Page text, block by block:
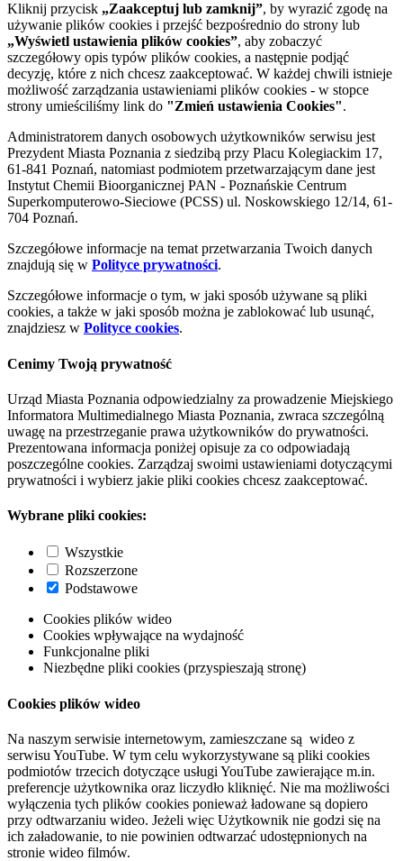
Kliknij przycisk „Zaakceptuj lub zamknij”, by wyrazić zgodę na
używanie plików cookies i przejść bezpośrednio do strony lub
„Wyświetl ustawienia plików cookies”, aby zobaczyć
szczegółowy opis typów plików cookies, a następnie podjąć
decyzję, które z nich chcesz zaakceptować. W każdej chwili istnieje
możliwość zarządzania ustawieniami plików cookies - w stopce
strony umieściliśmy link do "Zmień ustawienia Cookies".
Administratorem danych osobowych użytkowników serwisu jest
Prezydent Miasta Poznania z siedzibą przy Placu Kolegiackim 17,
61-841 Poznań, natomiast podmiotem przetwarzającym dane jest
Instytut Chemii Bioorganicznej PAN - Poznańskie Centrum
Superkomputerowo-Sieciowe (PCSS) ul. Noskowskiego 12/14, 61-
704 Poznań.
Szczegółowe informacje na temat przetwarzania Twoich danych
znajdują się w Polityce prywatności.
Szczegółowe informacje o tym, w jaki sposób używane są pliki
cookies, a także w jaki sposób można je zablokować lub usunąć,
znajdziesz w Polityce cookies.
Cenimy Twoją prywatność
Urząd Miasta Poznania odpowiedzialny za prowadzenie Miejskiego
Informatora Multimedialnego Miasta Poznania, zwraca szczególną
uwagę na przestrzeganie prawa użytkowników do prywatności.
Prezentowana informacja poniżej opisuje za co odpowiadają
poszczególne cookies. Zarządzaj swoimi ustawieniami dotyczącymi
prywatności i wybierz jakie pliki cookies chcesz zaakceptować.
Wybrane pliki cookies:
Wszystkie
Rozszerzone
Podstawowe
Cookies plików wideo
Cookies wpływające na wydajność
Funkcjonalne pliki
Niezbędne pliki cookies (przyspieszają stronę)
Cookies plików wideo
Na naszym serwisie internetowym, zamieszczane są wideo z
serwisu YouTube. W tym celu wykorzystywane są pliki cookies
podmiotów trzecich dotyczące usługi YouTube zawierające m.in.
preferencje użytkownika oraz liczydło kliknięć. Nie ma możliwości
wyłączenia tych plików cookies ponieważ ładowane są dopiero
przy odtwarzaniu wideo. Jeżeli więc Użytkownik nie godzi się na
ich załadowanie, to nie powinien odtwarzać udostępnionych na
stronie wideo filmów.